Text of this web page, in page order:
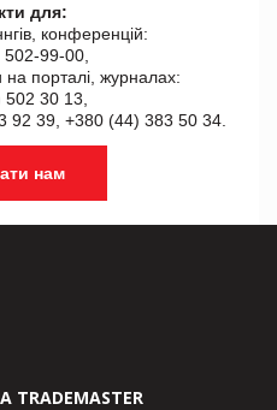
для:
конференцій:
99-00,
порталі, журналах:
30 13,
92 39, +380 (44) 383 50 34.
нам